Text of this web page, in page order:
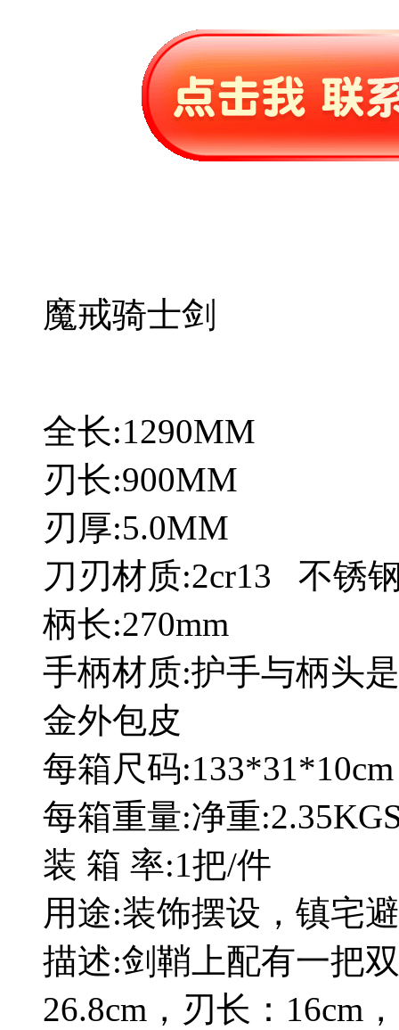
魔戒骑士剑
全长:1290MM
刃长:900MM
刃厚:5.0MM
刀刃材质:2cr13 不锈
柄长:270mm
手柄材质:护手与柄头
金外包皮
每箱尺码:133*31*10cm
每箱重量:净重
装 箱 率:1把/件
用途:装饰摆设，镇宅
描述:剑鞘上配有一把
26.8cm，刃长：16cm，